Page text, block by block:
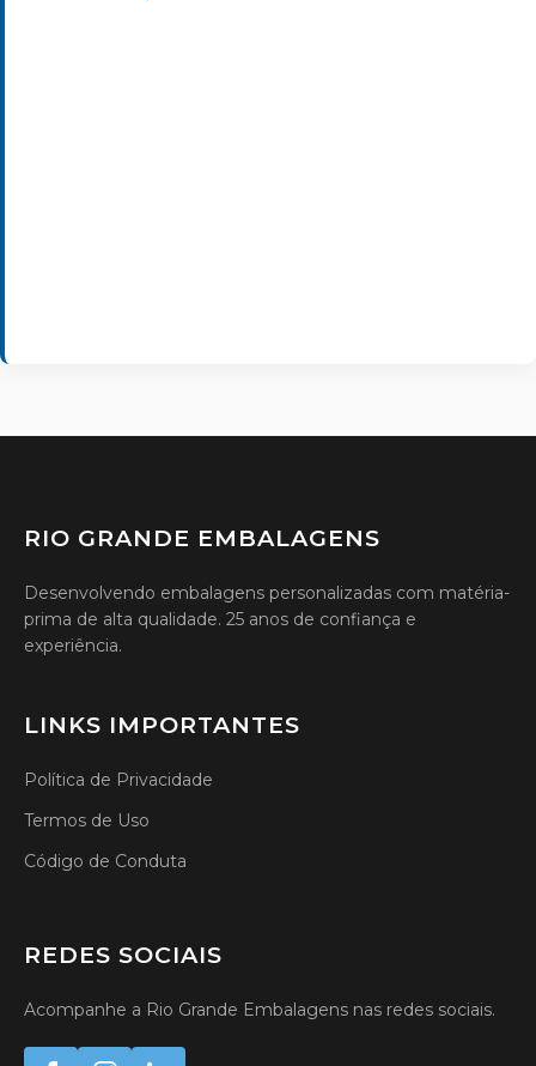
RIO GRANDE EMBALAGENS
Desenvolvendo embalagens personalizadas com matéria-
prima de alta qualidade. 25 anos de confiança e
experiência.
LINKS IMPORTANTES
Política de Privacidade
Termos de Uso
Código de Conduta
REDES SOCIAIS
Acompanhe a Rio Grande Embalagens nas redes sociais.